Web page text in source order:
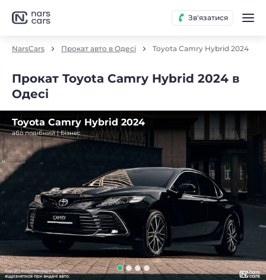
Зв'язатися
NarsCars Прокат авто в Одесі Toyota Camry Hybrid 2024
Прокат Toyota Camry Hybrid 2024 в
Одесі
Toyota Camry Hybrid 2024
або подібний | Бізнес